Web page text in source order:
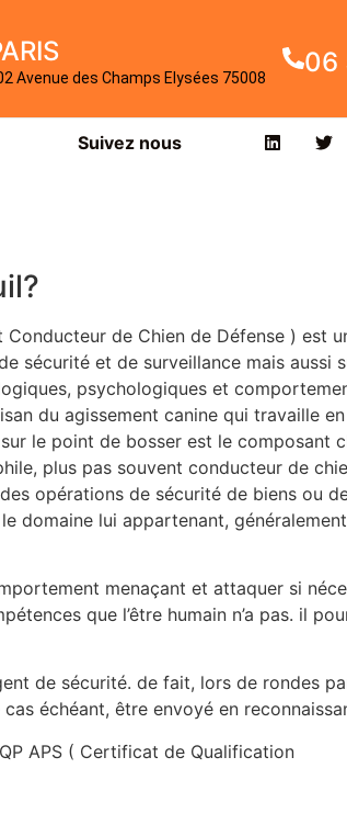
Avenue des Champs Elysées 75008 06
Suivez nous
Conducteur de Chien de Défense ) est
sécurité et de surveillance mais aussi
psychologiques et
du agissement canine qui travaille
le point de bosser est le composant
plus pas souvent conducteur de
opérations de sécurité de biens ou
domaine lui appartenant,
menaçant et attaquer si
que l’être humain n’a pas. il
de sécurité. de fait, lors de rondes
échéant, être envoyé en
APS ( Certificat de Qualification